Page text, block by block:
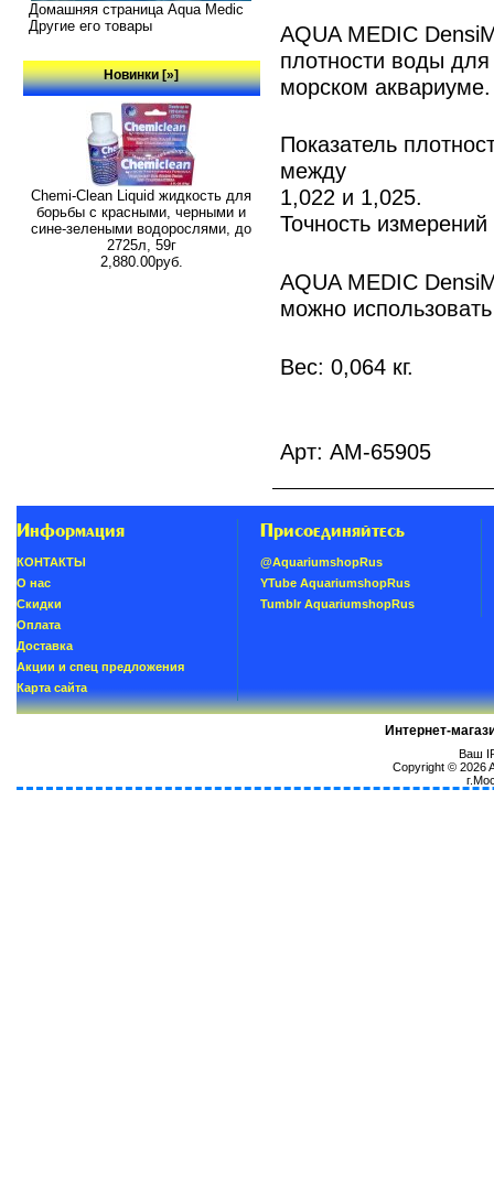
Домашняя страница Aqua Medic
Другие его товары
Новинки [»]
Chemi-Clean Liquid жидкость для
борьбы с красными, черными и
сине-зелеными водорослями, до
2725л, 59г
2,880.00руб.
AQUA MEDIC
плотности воды
морском аквариуме.
Показатель
между
1,022 и 1,025.
Точность
AQUA MEDIC
можно
Вес: 0,064 кг.
Арт: AM-65905
Информация
КОНТАКТЫ
О нас
Скидки
Oплатa
Доставка
Акции и спец предложения
Карта сайта
Присоединяйтесь
@AquariumshopRus
YTube AquariumshopRus
Tumblr AquariumshopRus
Интернет-
Ваш
Copyright © 2026